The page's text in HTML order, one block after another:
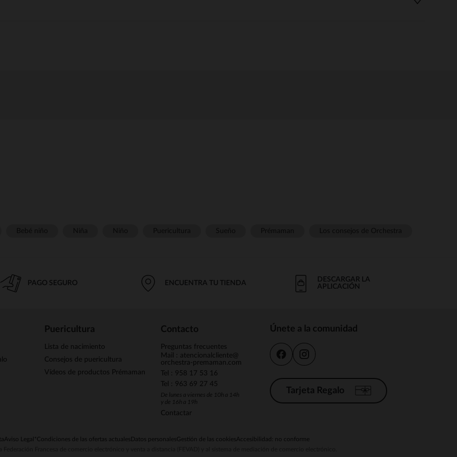
PAGO SEGURO ENCUENTRA TU TIENDA
DESCARGAR LA
APLICACIÓN
Puericultura
Lista de nacimiento
Consejos de puericultura
Vídeos de productos Prémaman
Contacto
Preguntas frecuentes
Mail : atencionalcliente@
orchestra-premaman.com
Tel : 958 17 53 16
Tel : 963 69 27 45
De lunes a viernes de 10h a 14h
y de 16h a 19h
Contactar
Únete a la comunidad
Tarjeta Regalo
Aviso Legal *Condiciones de las ofertas actuales Datos personalesGestión de las cookiesAccesibilidad: no conforme